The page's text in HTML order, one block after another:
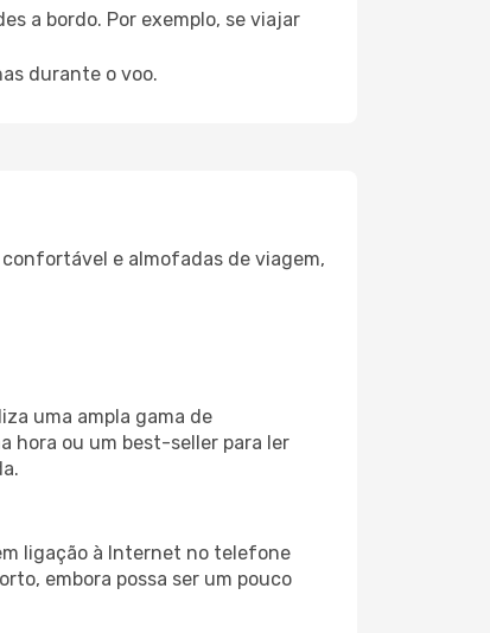
a bordo. Por exemplo, se viajar
durante o voo.
e almofadas de viagem,
uma ampla gama de
hora ou um best-seller para ler
ligação à Internet no telefone
embora possa ser um pouco